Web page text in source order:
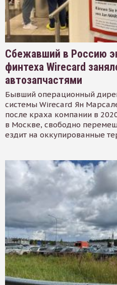
Сбежавший в Россию
финтеха Wirecard
автозапчастями
Бывший операционный
системы Wirecard Ян
после краха компании в
в Москве, свободно
ездит на оккупированные